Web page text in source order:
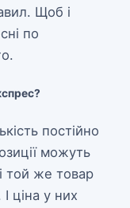
Щоб і
по
постійно
можуть
той же товар
ціна у них